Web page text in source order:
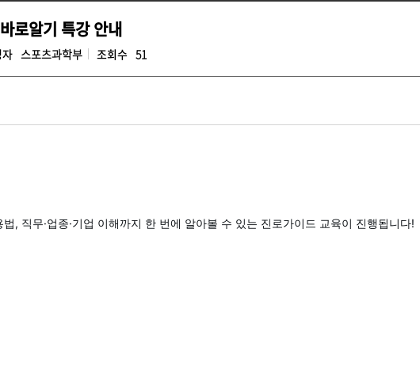
로알기 특강 안내
스포츠과학부 조회수 51
, 직무·업종·기업 이해까지 한 번에 알아볼 수 있는 진로가이드 교육이 진행됩니다!